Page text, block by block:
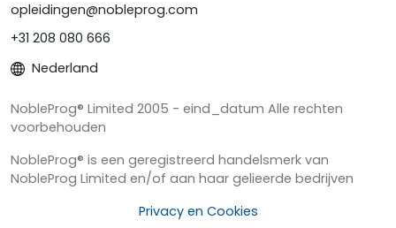
opleidingen@nobleprog.com
+31 208 080 666
Nederland
NobleProg® Limited 2005 - eind_datum Alle rechten
voorbehouden
NobleProg® is een geregistreerd handelsmerk van
NobleProg Limited en/of aan haar gelieerde bedrijven
Privacy en Cookies